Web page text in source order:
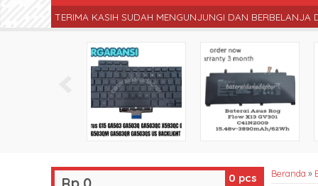
SUDAH MENGUNJUNGI DAN BERBELANJA DI TOKO KAMI
Beranda »
0 pcs